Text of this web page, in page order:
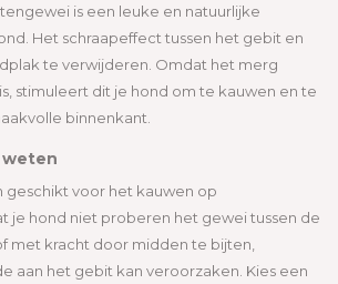
is een leuke en natuurlijke
Het schraapeffect tussen het gebit en
te verwijderen. Omdat het merg
stimuleert dit je hond om te kauwen en te
binnenkant.
weten
geschikt voor het kauwen op
je hond niet proberen het gewei tussen de
met kracht door midden te bijten,
aan het gebit kan veroorzaken. Kies een